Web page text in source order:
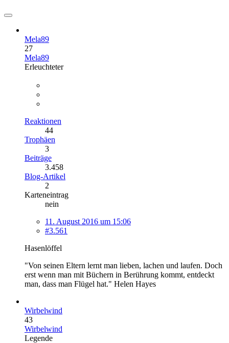
Mela89
27
Mela89
Erleuchteter
Reaktionen
44
Trophäen
3
Beiträge
3.458
Blog-Artikel
2
Karteneintrag
nein
11. August 2016 um 15:06
#3.561
Hasenlöffel
"Von seinen Eltern lernt man lieben, lachen und laufen. Doch
erst wenn man mit Büchern in Berührung kommt, entdeckt
man, dass man Flügel hat." Helen Hayes
Wirbelwind
43
Wirbelwind
Legende